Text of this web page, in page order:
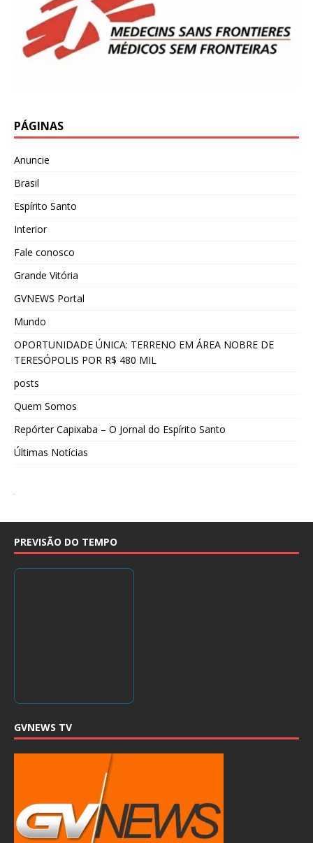
PÁGINAS
Anuncie
Brasil
Espírito Santo
Interior
Fale conosco
Grande Vitória
GVNEWS Portal
Mundo
OPORTUNIDADE ÚNICA: TERRENO EM ÁREA NOBRE DE
TERESÓPOLIS POR R$ 480 MIL
posts
Quem Somos
Repórter Capixaba – O Jornal do Espírito Santo
Últimas Notícias
PREVISÃO DO TEMPO
GVNEWS TV